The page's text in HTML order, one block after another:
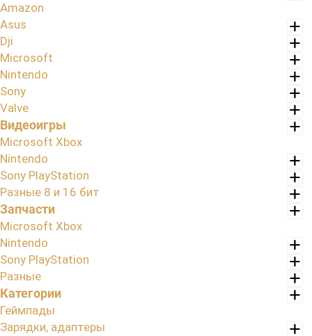
Amazon
Asus
Dji
Microsoft
Nintendo
Sony
Valve
Видеоигры
Microsoft Xbox
Nintendo
Sony PlayStation
Разные 8 и 16 бит
Запчасти
Microsoft Xbox
Nintendo
Sony PlayStation
Разные
Категории
Геймпады
Зарядки, адаптеры